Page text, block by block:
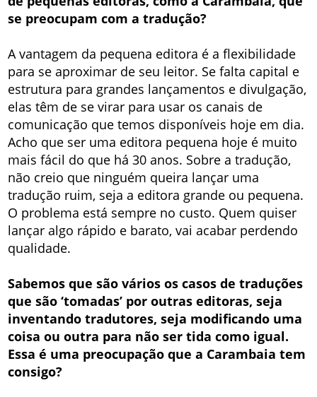
se preocupam com a tradução?
A vantagem da pequena editora é a flexibilidade
para se aproximar de seu leitor. Se falta capital e
estrutura para grandes lançamentos e divulgação,
elas têm de se virar para usar os canais de
comunicação que temos disponíveis hoje em dia.
Acho que ser uma editora pequena hoje é muito
mais fácil do que há 30 anos. Sobre a tradução,
não creio que ninguém queira lançar uma
tradução ruim, seja a editora grande ou pequena.
O problema está sempre no custo. Quem quiser
lançar algo rápido e barato, vai acabar perdendo
qualidade.
Sabemos que são vários os casos de traduções
que são ‘tomadas’ por outras editoras, seja
inventando tradutores, seja modificando uma
coisa ou outra para não ser tida como igual.
Essa é uma preocupação que a Carambaia tem
consigo?